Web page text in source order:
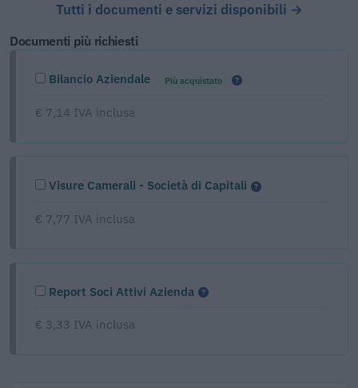
Tutti i documenti e servizi disponibili →
Documenti più richiesti
Bilancio Aziendale Più acquistato
€ 7,14 IVA inclusa
Visure Camerali - Società di Capitali
€ 7,77 IVA inclusa
Report Soci Attivi Azienda
€ 3,33 IVA inclusa